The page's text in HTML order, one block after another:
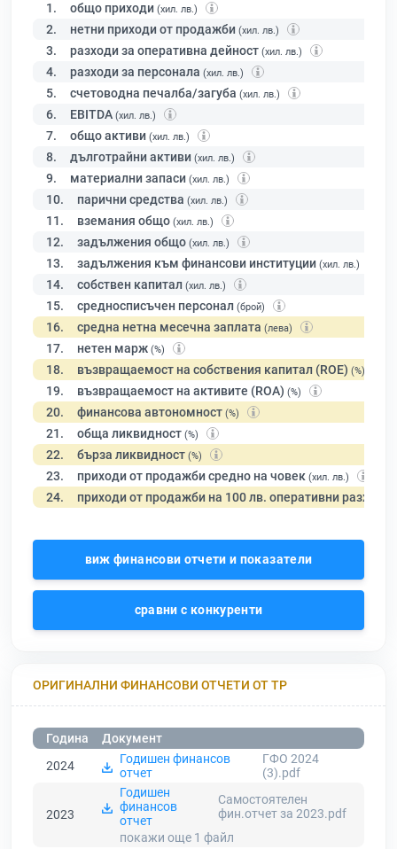
1. общо приходи (хил. лв.)
2. нетни приходи от продажби (хил. лв.)
3. разходи за оперативна дейност (хил. лв.)
4. разходи за персонала (хил. лв.)
5. счетоводна печалба/загуба (хил. лв.)
6. EBITDA (хил. лв.)
7. общо активи (хил. лв.)
8. дълготрайни активи (хил. лв.)
9. материални запаси (хил. лв.)
10. парични средства (хил. лв.)
11. вземания общо (хил. лв.)
12. задължения общо (хил. лв.)
13. задължения към финансови институции (хил. лв.)
14. собствен капитал (хил. лв.)
15. средносписъчен персонал (брой)
16. средна нетна месечна заплата (лева)
17. нетен марж (%)
18. възвращаемост на собствения капитал (ROE) (%)
19. възвращаемост на активите (ROA) (%)
20. финансова автономност (%)
21. обща ликвидност (%)
22. бърза ликвидност (%)
23. приходи от продажби средно на човек (хил. лв.)
24. приходи от продажби на 100 лв. оперативни разходи
виж финансови отчети и показатели
сравни с конкуренти
ОРИГИНАЛНИ ФИНАНСОВИ ОТЧЕТИ ОТ ТР
Година
Документ
2024
Годишен финансов
отчет
ГФО 2024
(3).pdf
2023
Годишен
финансов
отчет
Самостоятелен
фин.отчет за 2023.pdf
покажи още 1 файл